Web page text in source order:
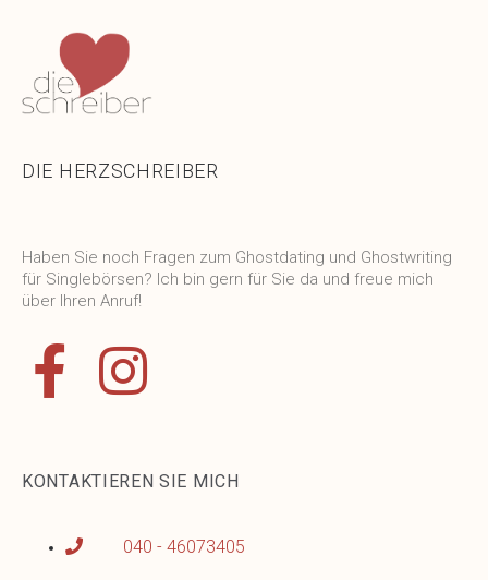
DIE HERZSCHREIBER
Haben Sie noch Fragen zum Ghostdating und Ghostwriting
für Singlebörsen? Ich bin gern für Sie da und freue mich
über Ihren Anruf!
KONTAKTIEREN SIE MICH
040 - 46073405